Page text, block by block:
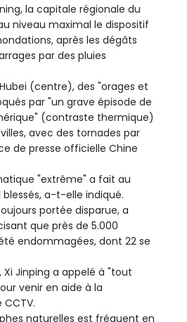
la capitale régionale du
niveau maximal le dispositif
après les dégâts
par des pluies
(centre), des "orages et
par "un grave épisode de
(contraste thermique)
avec des tornades par
de presse officielle Chine
"extrême" a fait au
blessés, a-t-elle indiqué.
portée disparue, a
que près de 5.000
endommagées, dont 22 se
Xi Jinping a appelé à "tout
venir en aide à la
naturelles est fréquent en